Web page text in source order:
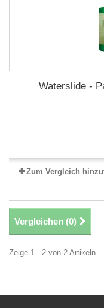
Waterslide -
Zum Vergleich
Vergleichen (0)
Zeige 1 - 2 von 2 Artikeln